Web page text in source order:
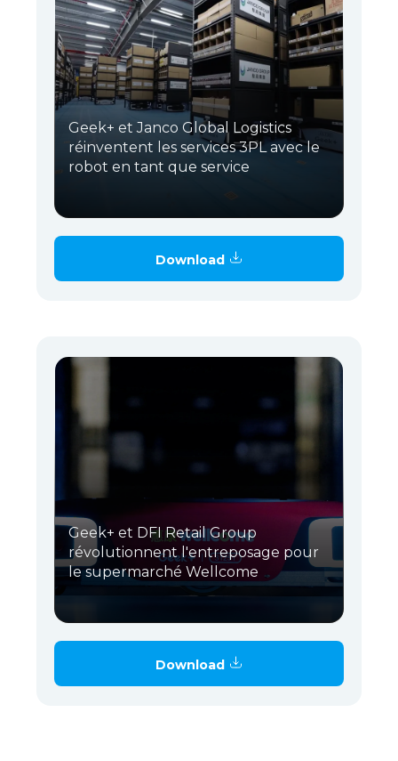
Geek+ et Janco Global Logistics
réinventent les services 3PL avec le
robot en tant que service
Download
Geek+ et DFI Retail Group
révolutionnent l'entreposage pour
le supermarché Wellcome
Download